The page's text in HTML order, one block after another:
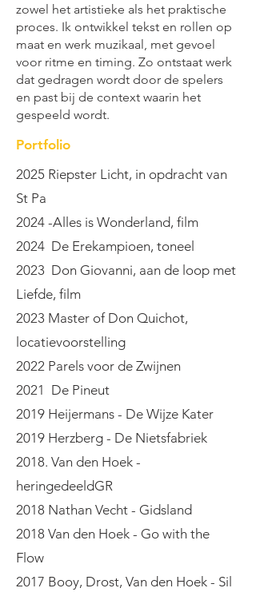
zowel het artistieke als het praktische
proces. Ik ontwikkel tekst en rollen op
maat en werk muzikaal, met gevoel
voor ritme en timing. Zo ontstaat werk
dat gedragen wordt door de spelers
en past bij de context waarin het
gespeeld wordt.
Portfolio
2025 Riepster Licht, in opdracht van
St Pa
2024 -Alles is Wonderland, film
2024 De Erekampioen, toneel
2023 Don Giovanni, aan de loop met
Liefde, film
2023 Master of Don Quichot,
locatievoorstelling
2022 Parels voor de Zwijnen
2021 De Pineut
2019 Heijermans - De Wijze Kater
2019 Herzberg - De Nietsfabriek
2018. Van den Hoek -
heringedeeldGR
2018 Nathan Vecht - Gidsland
2018 Van den Hoek - Go with the
Flow
2017 Booy, Drost, Van den Hoek - Sil